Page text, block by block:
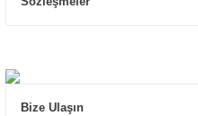
Bize Ulaşın